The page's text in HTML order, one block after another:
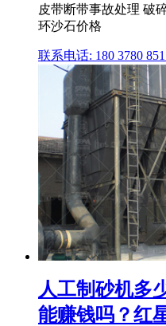
皮带断带事故处理 破
环沙石价格
联系电话: 180 3780
人工制砂机多
能赚钱吗？红